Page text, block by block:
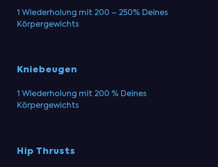
1 Wiederholung mit 200 – 250% Deines
Körpergewichts
Kniebeugen
1 Wiederholung mit 200 % Deines
Körpergewichts
Hip Thrusts